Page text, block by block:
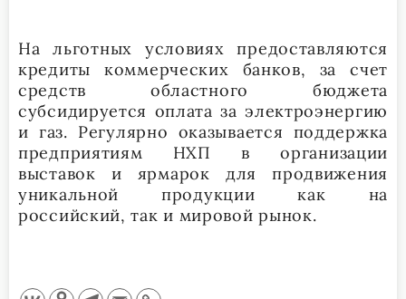
На льготных условиях предоставляются
кредиты коммерческих банков, за счет
средств областного бюджета
субсидируется оплата за электроэнергию
и газ. Регулярно оказывается поддержка
предприятиям НХП в организации
выставок и ярмарок для продвижения
уникальной продукции как на
российский, так и мировой рынок.